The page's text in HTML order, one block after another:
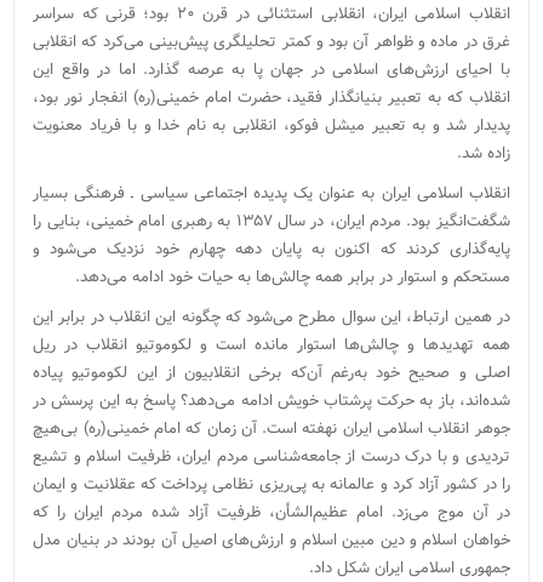
انقلاب اسلامی ایران، انقلابی استثنائی در قرن ۲۰ بود؛ قرنی که سراسر
غرق در ماده و ظواهر آن بود و کمتر تحلیلگری پیش‌بینی می‌کرد که انقلابی
با احیای ارزش‌های اسلامی در جهان پا به عرصه گذارد. اما در ‌واقع این
انقلاب که به تعبیر بنیانگذار فقید، حضرت امام خمینی(ره) انفجار نور بود،
پدیدار شد و به تعبیر میشل فوکو، انقلابی به نام خدا و با فریاد معنویت
زاده شد.
انقلاب اسلامی ایران به عنوان یک پدیده اجتماعی سیاسی ـ فرهنگی بسیار
شگفت‌انگیز بود. مردم ایران، در سال ۱۳۵۷ به رهبری امام خمینی، بنایی را
پایه‌گذاری کردند که اکنون به پایان دهه چهارم خود نزدیک می‌شود و
مستحکم و استوار در برابر همه چالش‌ها به حیات خود ادامه می‌دهد.
در همین ارتباط، این سوال مطرح می‌شود که چگونه این انقلاب در برابر این
همه تهدیدها و چالش‌ها استوار مانده است و لکوموتیو انقلاب در ریل
اصلی و صحیح خود به‌رغم آن‌که برخی انقلابیون از این لکوموتیو پیاده
شده‌اند، باز به حرکت پرشتاب خویش ادامه می‌دهد؟ پاسخ به این پرسش در
جوهر انقلاب اسلامی ایران نهفته است. آن زمان که امام خمینی(ره) بی‌هیچ
تردیدی و با درک درست از جامعه‌شناسی مردم ایران، ظرفیت اسلام و تشیع
را در کشور آزاد کرد و عالمانه به پی‌ریزی نظامی پرداخت که عقلانیت و ایمان
در آن موج می‌زد. امام عظیم‌الشأن، ظرفیت آزاد شده مردم ایران را که
خواهان اسلام و دین مبین اسلام و ارزش‌های اصیل آن بودند در بنیان مدل
جمهوری اسلامی ایران شکل داد.